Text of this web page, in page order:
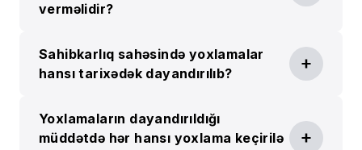
verməlidir?
Sahibkarlıq sahəsində yoxlamalar
hansı tarixədək dayandırılıb?
Yoxlamaların dayandırıldığı
müddətdə hər hansı yoxlama keçirilə